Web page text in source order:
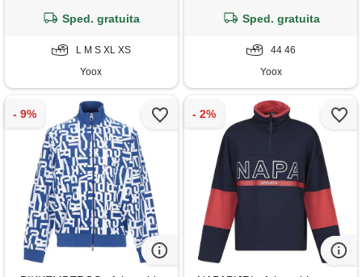
Sped. gratuita
L M S XL XS
Yoox
Sped. gratuita
44 46
Yoox